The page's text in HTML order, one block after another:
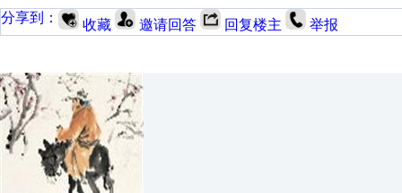
分享到： 收藏 邀请回答 回复楼主 举报